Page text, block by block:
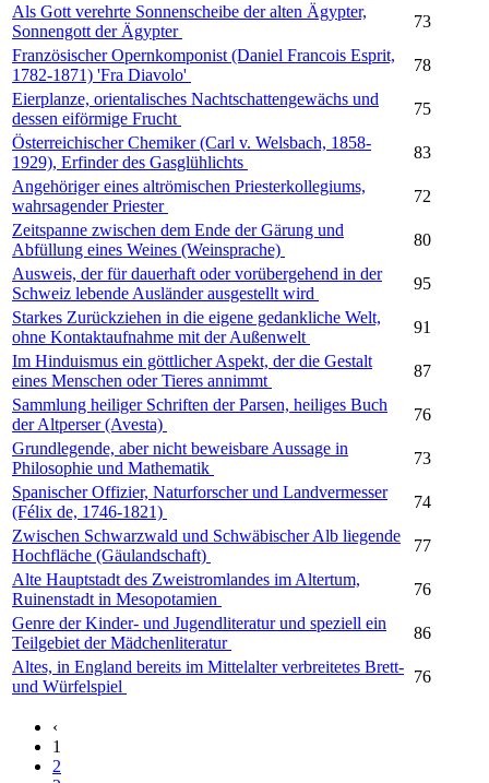
Als Gott verehrte Sonnenscheibe der alten Ägypter,
Sonnengott der Ägypter
73
Französischer Opernkomponist (Daniel Francois Esprit,
1782-1871) 'Fra Diavolo'
78
Eierplanze, orientalisches Nachtschattengewächs und
dessen eiförmige Frucht
75
Österreichischer Chemiker (Carl v. Welsbach, 1858-
1929), Erfinder des Gasglühlichts
83
Angehöriger eines altrömischen Priesterkollegiums,
wahrsagender Priester
72
Zeitspanne zwischen dem Ende der Gärung und
Abfüllung eines Weines (Weinsprache)
80
Ausweis, der für dauerhaft oder vorübergehend in der
Schweiz lebende Ausländer ausgestellt wird
95
Starkes Zurückziehen in die eigene gedankliche Welt,
ohne Kontaktaufnahme mit der Außenwelt
91
Im Hinduismus ein göttlicher Aspekt, der die Gestalt
eines Menschen oder Tieres annimmt
87
Sammlung heiliger Schriften der Parsen, heiliges Buch
der Altperser (Avesta)
76
Grundlegende, aber nicht beweisbare Aussage in
Philosophie und Mathematik
73
Spanischer Offizier, Naturforscher und Landvermesser
(Félix de, 1746-1821)
74
Zwischen Schwarzwald und Schwäbischer Alb liegende
Hochfläche (Gäulandschaft)
77
Alte Hauptstadt des Zweistromlandes im Altertum,
Ruinenstadt in Mesopotamien
76
Genre der Kinder- und Jugendliteratur und speziell ein
Teilgebiet der Mädchenliteratur
86
Altes, in England bereits im Mittelalter verbreitetes Brett-
und Würfelspiel
76
‹
1
2